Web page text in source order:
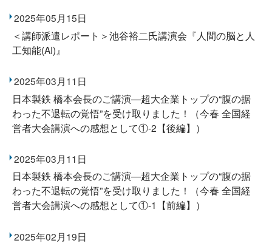
2025年05月15日
＜講師派遣レポート＞池谷裕二氏講演会『人間の脳と人
工知能(AI)』
2025年03月11日
日本製鉄 橋本会長のご講演―超大企業トップの“腹の据
わった不退転の覚悟”を受け取りました！（今春 全国経
営者大会講演への感想として①-2【後編】）
2025年03月11日
日本製鉄 橋本会長のご講演―超大企業トップの“腹の据
わった不退転の覚悟”を受け取りました！（今春 全国経
営者大会講演への感想として①-1【前編】）
2025年02月19日